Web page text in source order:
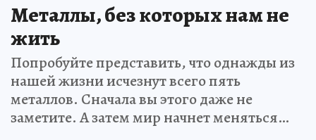
Металлы, без которых нам не
жить
Попробуйте представить, что однажды из
нашей жизни исчезнут всего пять
металлов. Сначала вы этого даже не
заметите. А затем мир начнет меняться…